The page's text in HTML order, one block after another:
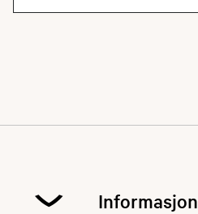
Informasjon